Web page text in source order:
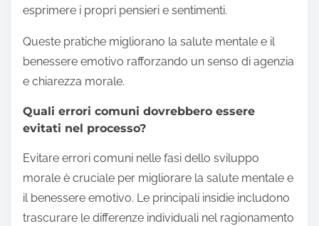
esprimere i propri pensieri e sentimenti.
Queste pratiche migliorano la salute mentale e il
benessere emotivo rafforzando un senso di agenzia
e chiarezza morale.
Quali errori comuni dovrebbero essere
evitati nel processo?
Evitare errori comuni nelle fasi dello sviluppo
morale è cruciale per migliorare la salute mentale e
il benessere emotivo. Le principali insidie includono
trascurare le differenze individuali nel ragionamento